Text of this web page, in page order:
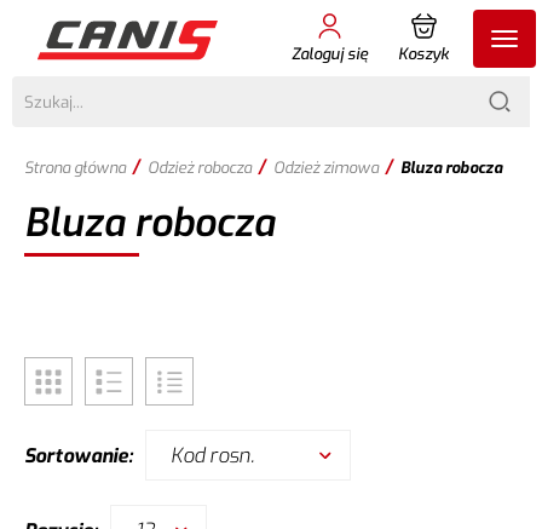
Zaloguj się Koszyk
Strona główna / Odzież robocza / Odzież zimowa / Bluza robocza
Bluza robocza
Sortowanie: Kod rosn.